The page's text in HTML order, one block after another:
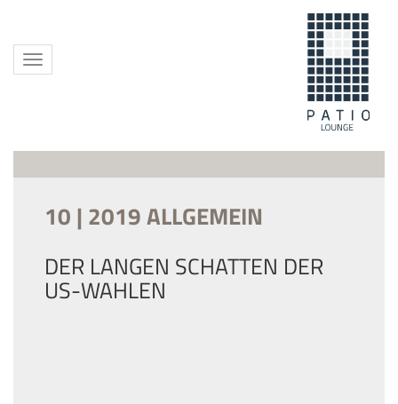
Toggle
navigation
10 | 2019 ALLGEMEIN
DER LANGEN SCHATTEN DER
US-WAHLEN